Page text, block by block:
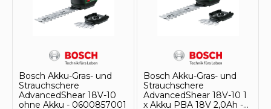
Bosch Akku-Gras- und
Strauchschere
AdvancedShear 18V-10
ohne Akku - 0600857001
Bosch Akku-Gras- und
Strauchschere
AdvancedShear 18V-10 1
x Akku PBA 18V 2,0Ah -